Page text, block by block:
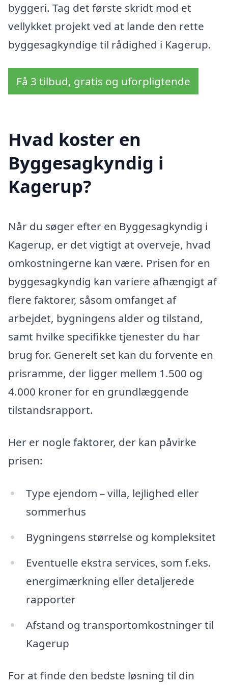
byggeri. Tag det første skridt mod et
vellykket projekt ved at lande den rette
byggesagkyndige til rådighed i Kagerup.
Få 3 tilbud, gratis og uforpligtende
Hvad koster en
Byggesagkyndig i
Kagerup?
Når du søger efter en Byggesagkyndig i
Kagerup, er det vigtigt at overveje, hvad
omkostningerne kan være. Prisen for en
byggesagkyndig kan variere afhængigt af
flere faktorer, såsom omfanget af
arbejdet, bygningens alder og tilstand,
samt hvilke specifikke tjenester du har
brug for. Generelt set kan du forvente en
prisramme, der ligger mellem 1.500 og
4.000 kroner for en grundlæggende
tilstandsrapport.
Her er nogle faktorer, der kan påvirke
prisen:
Type ejendom – villa, lejlighed eller
sommerhus
Bygningens størrelse og kompleksitet
Eventuelle ekstra services, som f.eks.
energimærkning eller detaljerede
rapporter
Afstand og transportomkostninger til
Kagerup
For at finde den bedste løsning til din